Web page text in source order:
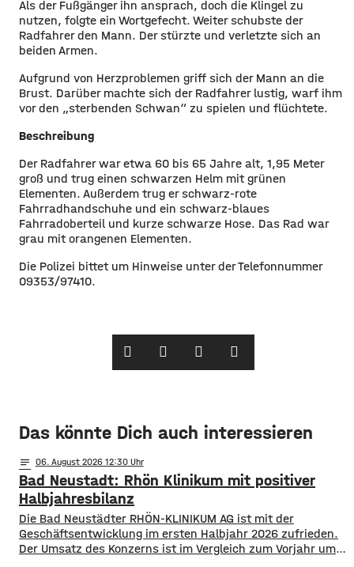
Als der Fußgänger ihn ansprach, doch die Klingel zu
nutzen, folgte ein Wortgefecht. Weiter schubste der
Radfahrer den Mann. Der stürzte und verletzte sich an
beiden Armen.
Aufgrund von Herzproblemen griff sich der Mann an die
Brust. Darüber machte sich der Radfahrer lustig, warf ihm
vor den „sterbenden Schwan“ zu spielen und flüchtete.
Beschreibung
Der Radfahrer war etwa 60 bis 65 Jahre alt, 1,95 Meter
groß und trug einen schwarzen Helm mit grünen
Elementen. Außerdem trug er schwarz-rote
Fahrradhandschuhe und ein schwarz-blaues
Fahrradoberteil und kurze schwarze Hose. Das Rad war
grau mit orangenen Elementen.
Die Polizei bittet um Hinweise unter der Telefonnummer
09353/97410.
Das könnte Dich auch interessieren
notes 06. August 2026 12:30
Bad Neustadt: Rhön Klinikum mit positiver
Halbjahresbilanz
Die Bad Neustädter RHÖN-KLINIKUM AG ist mit der
Geschäftsentwicklung im ersten Halbjahr 2026 zufrieden.
Der Umsatz des Konzerns ist im Vergleich zum Vorjahr um